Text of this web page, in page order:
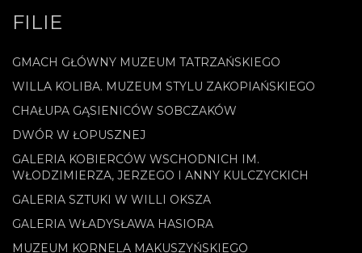
FILIE
GMACH GŁÓWNY MUZEUM TATRZAŃSKIEGO
WILLA KOLIBA. MUZEUM STYLU ZAKOPIAŃSKIEGO
CHAŁUPA GĄSIENICÓW SOBCZAKÓW
DWÓR W ŁOPUSZNEJ
GALERIA KOBIERCÓW WSCHODNICH IM.
WŁODZIMIERZA, JERZEGO I ANNY KULCZYCKICH
GALERIA SZTUKI W WILLI OKSZA
GALERIA WŁADYSŁAWA HASIORA
MUZEUM KORNELA MAKUSZYŃSKIEGO